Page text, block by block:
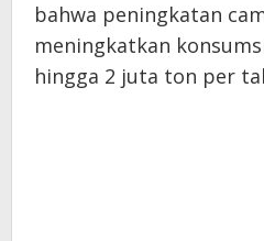
bahwa peningkatan
meningkatkan
hingga 2 juta ton per